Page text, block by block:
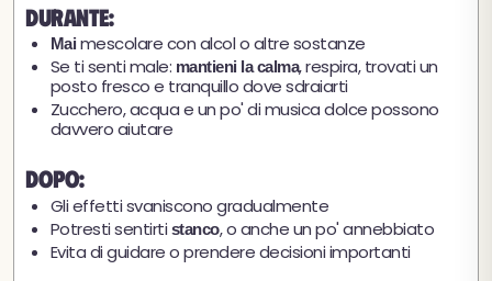
Durante:
Mai mescolare con alcol o altre sostanze
Se ti senti male: mantieni la calma, respira, trovati un
posto fresco e tranquillo dove sdraiarti
Zucchero, acqua e un po' di musica dolce possono
davvero aiutare
Dopo:
Gli effetti svaniscono gradualmente
Potresti sentirti stanco, o anche un po' annebbiato
Evita di guidare o prendere decisioni importanti